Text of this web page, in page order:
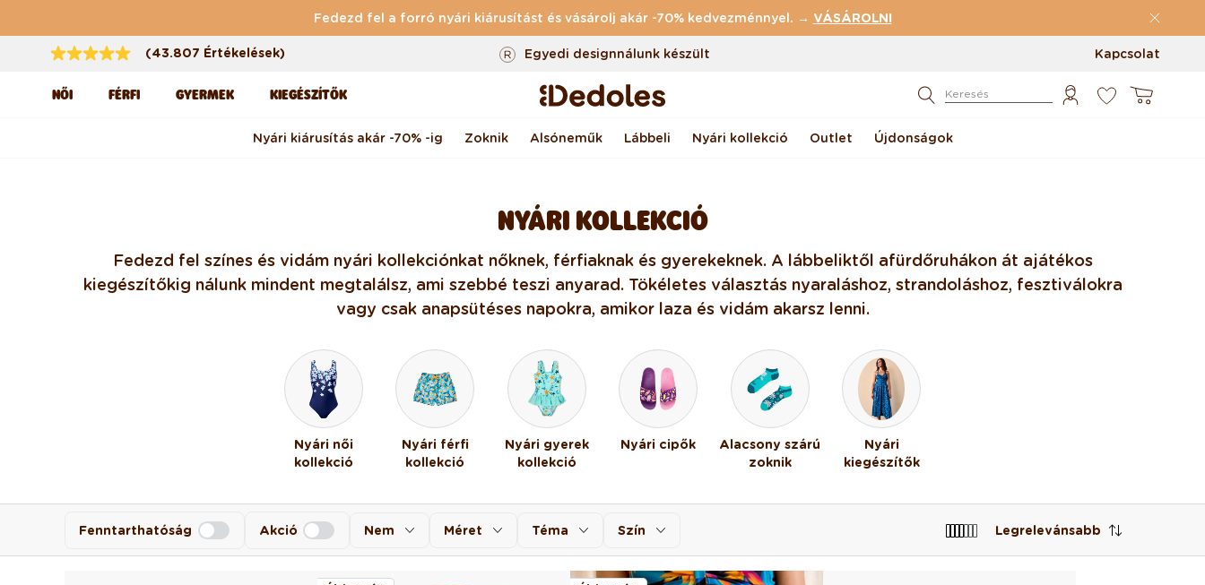
Fedezd fel a forró nyári kiárusítást és vásárolj akár -70% kedvezménnyel. → VÁSÁROLNI
(43.807 Értékelések)
Termékvisszaküldés 100 napig
Egyedi design nálunk készült
Gyors feladás <48 órán belül
Kapcsolat
NŐI FÉRFI GYERMEK KIEGÉSZÍTŐK Keresés Kosár
Nyári kiárusítás akár -70% -ig Zoknik Alsóneműk Lábbeli Nyári kollekció Outlet Újdonságok
NYÁRI KOLLEKCIÓ
Fedezd fel színes és vidám nyári kollekciónkat nőknek, férfiaknak és gyerekeknek. A lábbeliktől a fürdőruhákon át a játékos
kiegészítőkig nálunk mindent megtalálsz, ami szebbé teszi a nyarad. Tökéletes választás nyaraláshoz, strandoláshoz, fesztiválokra
vagy csak a napsütéses napokra, amikor laza és vidám akarsz lenni.
Nyári női
kollekció
Nyári férfi
kollekció
Nyári gyerek
kollekció
Nyári cipők
Alacsony szárú
zoknik
Nyári
kiegészítők
Nem Méret Téma Szín
Fenntarthatóság Akció Legrelevánsabb